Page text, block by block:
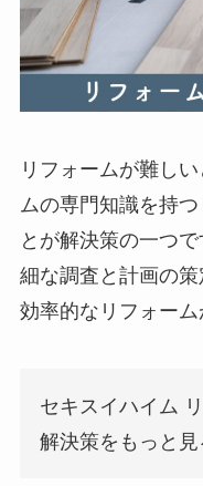
リフォームが難し
ムの専門知識を持
とが解決策の一つ
細な調査と計画の
効率的なリフォーム
セキスイハイム
解決策をもっと見